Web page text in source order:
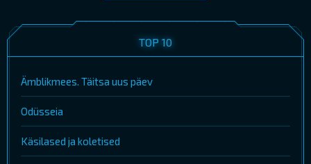
TOP 10
Ämblikmees. Täitsa uus päev
Odüsseia
Käsilased ja koletised